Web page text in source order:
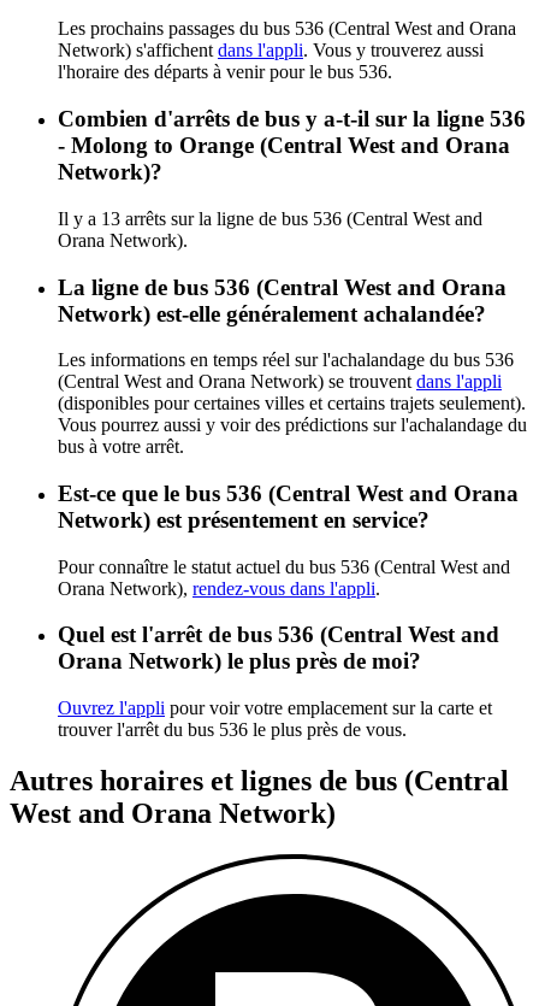
Les prochains passages du bus 536 (Central West and Orana
Network) s'affichent dans l'appli. Vous y trouverez aussi
l'horaire des départs à venir pour le bus 536.
Combien d'arrêts de bus y a-t-il sur la ligne 536
- Molong to Orange (Central West and Orana
Network)?
Il y a 13 arrêts sur la ligne de bus 536 (Central West and
Orana Network).
La ligne de bus 536 (Central West and Orana
Network) est-elle généralement achalandée?
Les informations en temps réel sur l'achalandage du bus 536
(Central West and Orana Network) se trouvent dans l'appli
(disponibles pour certaines villes et certains trajets seulement).
Vous pourrez aussi y voir des prédictions sur l'achalandage du
bus à votre arrêt.
Est-ce que le bus 536 (Central West and Orana
Network) est présentement en service?
Pour connaître le statut actuel du bus 536 (Central West and
Orana Network), rendez-vous dans l'appli.
Quel est l'arrêt de bus 536 (Central West and
Orana Network) le plus près de moi?
Ouvrez l'appli pour voir votre emplacement sur la carte et
trouver l'arrêt du bus 536 le plus près de vous.
Autres horaires et lignes de bus (Central
West and Orana Network)